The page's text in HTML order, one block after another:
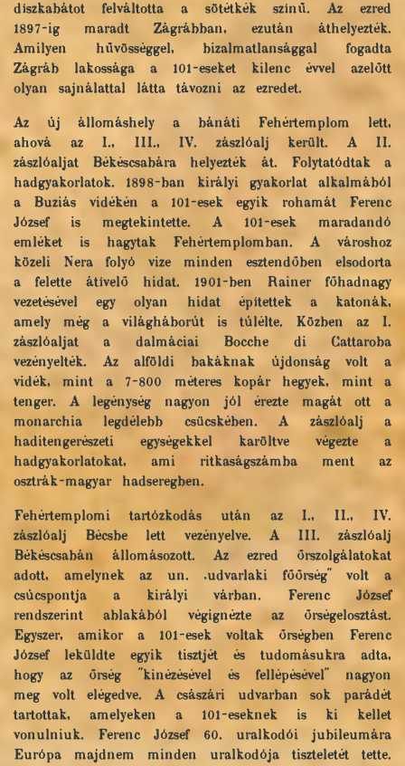
díszkabátot felváltotta a sötétkék színű. Az ezred
1897-ig maradt Zágrábban, ezután áthelyezték.
Amilyen hűvösséggel, bizalmatlansággal fogadta
Zágráb lakossága a 101-eseket kilenc évvel azelőtt
olyan sajnálattal látta távozni az ezredet.
Az új állomáshely a bánáti Fehértemplom lett,
ahová az I., III., IV. zászlóalj került. A II.
zászlóaljat Békéscsabára helyezték át. Folytatódtak a
hadgyakorlatok. 1898-ban királyi gyakorlat alkalmából
a Buziás vidékén a 101-esek egyik rohamát Ferenc
József is megtekintette. A 101-esek maradandó
emléket is hagytak Fehértemplomban. A városhoz
közeli Nera folyó vize minden esztendőben elsodorta
a felette átívelő hidat. 1901-ben Rainer főhadnagy
vezetésével egy olyan hidat építettek a katonák,
amely még a világháborút is túlélte. Közben az I.
zászlóaljat a dalmáciai Bocche di Cattaroba
vezényelték. Az alföldi bakáknak újdonság volt a
vidék, mint a 7-800 méteres kopár hegyek, mint a
tenger. A legénység nagyon jól érezte magát ott a
monarchia legdélebb csücskében. A zászlóalj a
haditengerészeti egységekkel karöltve végezte a
hadgyakorlatokat, ami ritkaságszámba ment az
osztrák-magyar hadseregben.
Fehértemplomi tartózkodás után az I., II., IV.
zászlóalj Bécsbe lett vezényelve. A III. zászlóalj
Békéscsabán állomásozott. Az ezred őrszolgálatokat
adott, amelynek az un. „udvarlaki főőrség" volt a
csúcspontja a királyi várban. Ferenc József
rendszerint ablakából végignézte az őrségelosztást.
Egyszer, amikor a 101-esek voltak őrségben Ferenc
József leküldte egyik tisztjét és tudomásukra adta,
hogy az őrség "kinézésével és fellépésével" nagyon
meg volt elégedve. A császári udvarban sok parádét
tartottak, amelyeken a 101-eseknek is ki kellet
vonulniuk. Ferenc József 60. uralkodói jubileumára
Európa majdnem minden uralkodója tiszteletét tette.